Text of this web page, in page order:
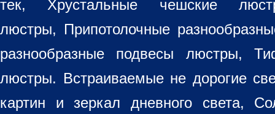
тек, Хрустальные чешские
люстры, Припотолочные
разнообразные подвесы люстры,
люстры. Встраиваемые не дорогие
картин и зеркал дневного света,